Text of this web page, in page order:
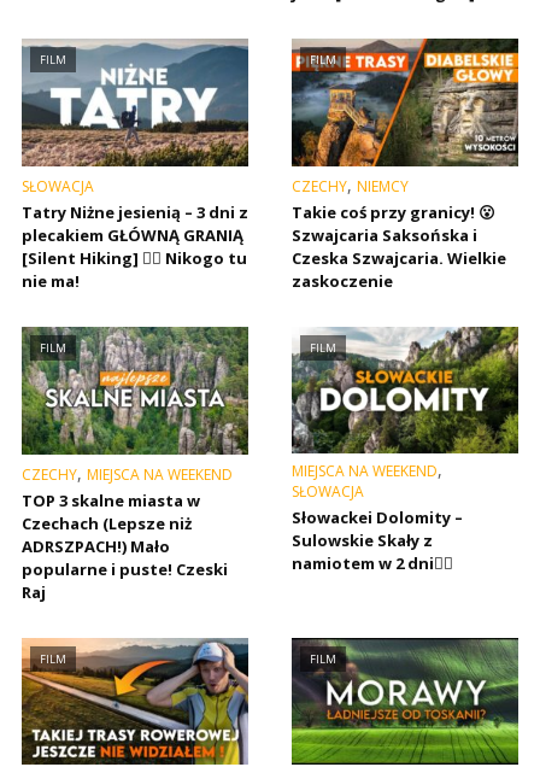
FILM
SŁOWACJA
Tatry Niżne jesienią – 3 dni z
plecakiem GŁÓWNĄ GRANIĄ
[Silent Hiking] 🚶‍♂️ Nikogo tu
nie ma!
FILM
CZECHY, NIEMCY
Takie coś przy granicy! 😮
Szwajcaria Saksońska i
Czeska Szwajcaria. Wielkie
zaskoczenie
FILM
CZECHY, MIEJSCA NA WEEKEND
TOP 3 skalne miasta w
Czechach (Lepsze niż
ADRSZPACH!) Mało
popularne i puste! Czeski
Raj
FILM
MIEJSCA NA WEEKEND,
SŁOWACJA
Słowackei Dolomity –
Sulowskie Skały z
namiotem w 2 dni🚶‍♂️
FILM FILM